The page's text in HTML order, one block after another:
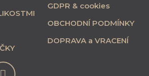
GDPR & cookies
OBCHODNÍ PODMÍNKY
DOPRAVA a VRACENÍ